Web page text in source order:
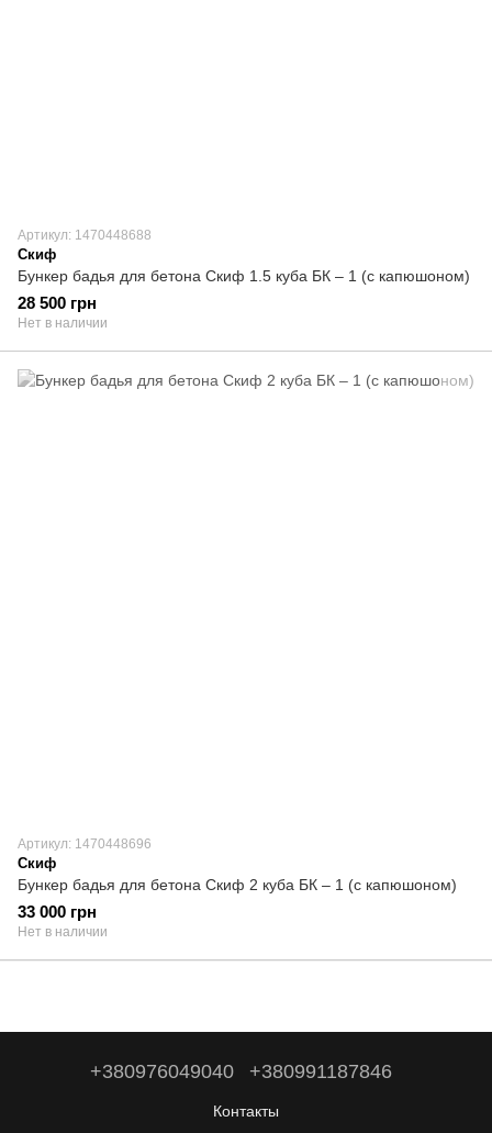
Артикул: 1470448688
Скиф
Бункер бадья для бетона Скиф 1.5 куба БК – 1 (с капюшоном)
28 500 грн
Нет в наличии
Артикул: 1470448696
Скиф
Бункер бадья для бетона Скиф 2 куба БК – 1 (с капюшоном)
33 000 грн
Нет в наличии
+380976049040 +380991187846
Контакты